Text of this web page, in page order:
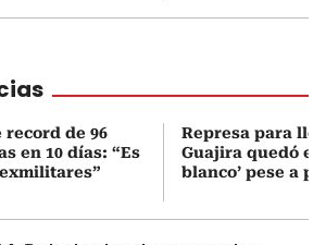
record de 96
en 10 días: “Es
Represa para
Guajira quedó en
blanco’ pese a